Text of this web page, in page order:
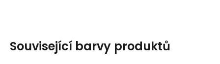
Související barvy produktů